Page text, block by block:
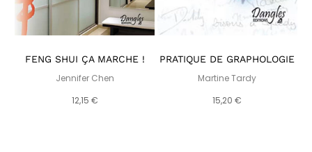
FENG SHUI ÇA MARCHE !
Jennifer Chen
12,15 €
PRATIQUE DE GRAPHOLOGIE
Martine Tardy
15,20 €